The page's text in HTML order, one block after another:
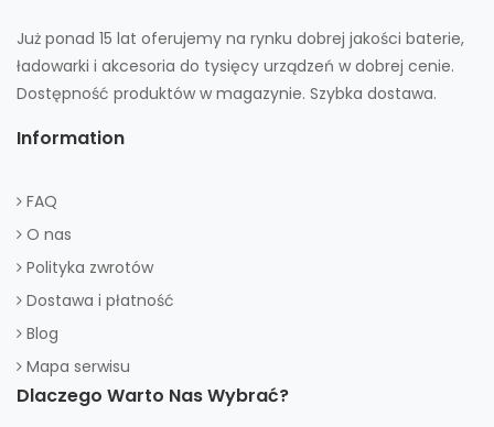
Już ponad 15 lat oferujemy na rynku dobrej jakości baterie,
ładowarki i akcesoria do tysięcy urządzeń w dobrej cenie.
Dostępność produktów w magazynie. Szybka dostawa.
Information
FAQ
O nas
Polityka zwrotów
Dostawa i płatność
Blog
Mapa serwisu
Dlaczego Warto Nas Wybrać?